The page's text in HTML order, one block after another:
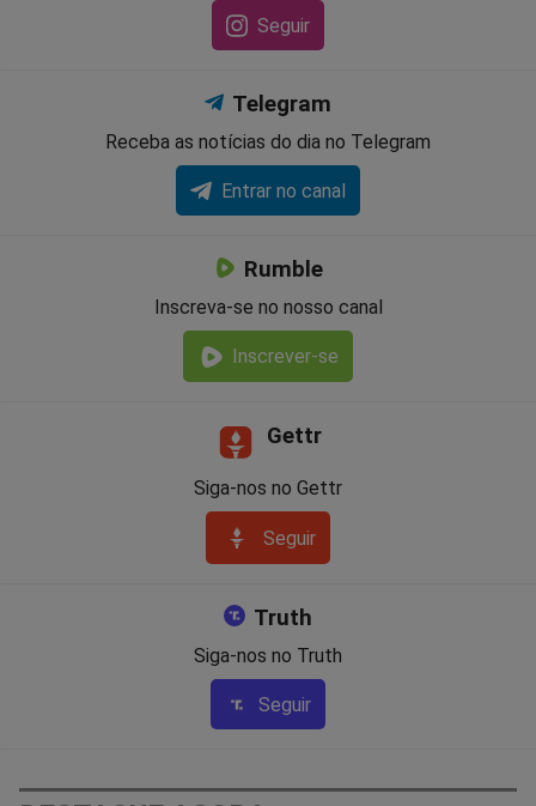
Seguir
Telegram
Receba as notícias do dia no Telegram
Entrar no canal
Rumble
Inscreva-se no nosso canal
Inscrever-se
Gettr
Siga-nos no Gettr
Seguir
Truth
Siga-nos no Truth
Seguir